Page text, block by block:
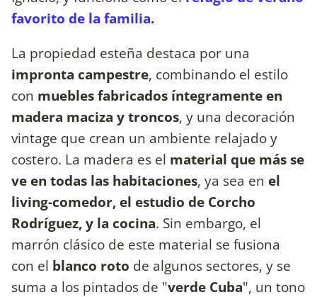
favorito de la familia.
La propiedad esteña destaca por una
impronta campestre, combinando el estilo
con muebles fabricados íntegramente en
madera maciza y troncos, y una decoración
vintage que crean un ambiente relajado y
costero. La madera es el material que más se
ve en todas las habitaciones, ya sea en el
living-comedor, el estudio de Corcho
Rodríguez, y la cocina. Sin embargo, el
marrón clásico de este material se fusiona
con el blanco roto de algunos sectores, y se
suma a los pintados de "verde Cuba", un tono